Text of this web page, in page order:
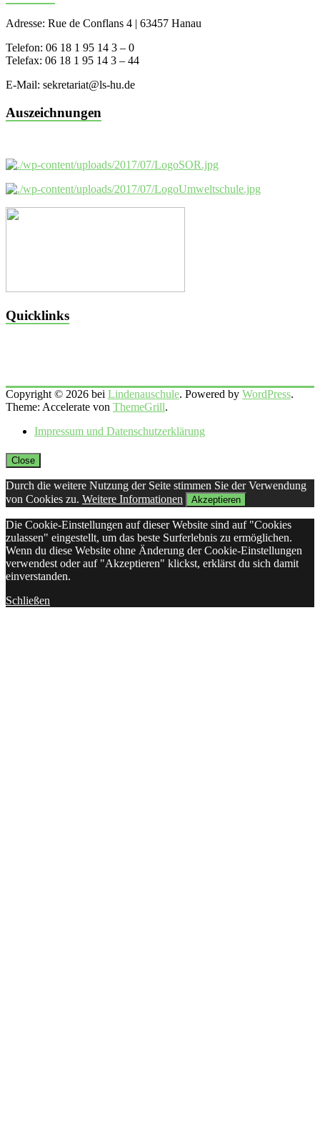
Adresse: Rue de Conflans 4 | 63457 Hanau
Telefon: 06 18 1 95 14 3 – 0
Telefax: 06 18 1 95 14 3 – 44
E-Mail: sekretariat@ls-hu.de
Auszeichnungen
Quicklinks
Copyright © 2026 bei Lindenauschule. Powered by WordPress.
Theme: Accelerate von ThemeGrill.
Impressum und Datenschutzerklärung
Close
Durch die weitere Nutzung der Seite stimmen Sie der Verwendung
von Cookies zu. Weitere Informationen Akzeptieren
Die Cookie-Einstellungen auf dieser Website sind auf "Cookies
zulassen" eingestellt, um das beste Surferlebnis zu ermöglichen.
Wenn du diese Website ohne Änderung der Cookie-Einstellungen
verwendest oder auf "Akzeptieren" klickst, erklärst du sich damit
einverstanden.
Schließen